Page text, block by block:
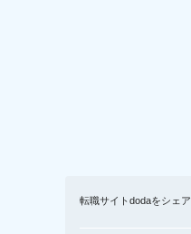
転職サイトdodaをシェア